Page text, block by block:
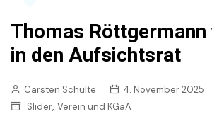
Thomas
in den Aufsichtsrat
Carsten Schulte 4. November 2025
Slider, Verein und KGaA